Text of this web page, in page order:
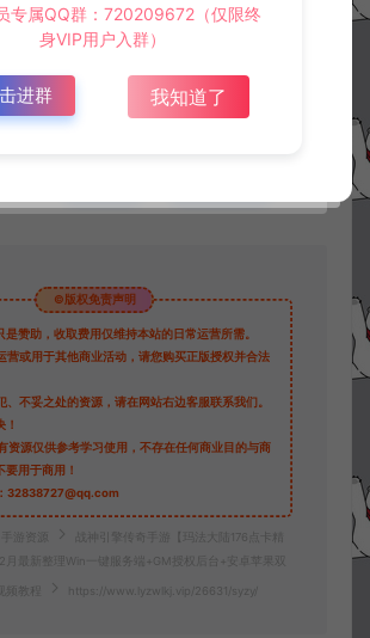
30 星钻，请先
©版权免责声明
是赞助，收取费用仅维持本站的日常运营所需。
营或用于其他商业活动，请您购买正版授权并合法
、不妥之处的资源，请在网站右边客服联系我们。
！
资源仅供参考学习使用，不存在任何商业目的与商
要用于商用！
32838727@qq.com
手游资源
战神引擎传奇手游【玛法大陆176点卡精
月最新整理Win一键服务端+GM授权后台+安卓苹果双
频教程 https://www.lyzwlkj.vip/26631/syzy/
专属QQ群：720209672（仅限终
身VIP用户入群）
进群 我知道了